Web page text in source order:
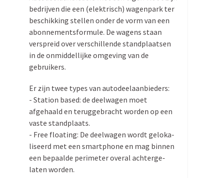
Zoeken
naar:
bedrijven die een (elektrisch) wagenpark ter
beschikking stellen onder de vorm van een
abonne­ments­formule. De wagens staan
verspreid over verschil­lende stand­plaatsen
in de onmid­del­lijke omgeving van de
gebruikers.
Er zijn twee types van autodeelaanbieders:
- Station based: de deelwagen moet
afgehaald en terug­ge­bracht worden op een
vaste standplaats.
- Free floating: De deelwagen wordt geloka­
li­seerd met een smartphone en mag binnen
een bepaalde perimeter overal achter­ge­
laten worden.